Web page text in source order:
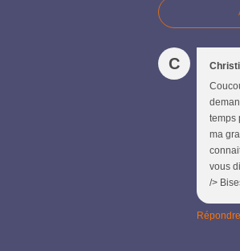
C
temps
ma
vous
/>
Répondre